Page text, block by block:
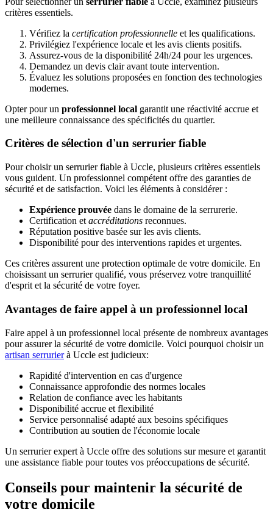
critères essentiels.
Vérifiez la certification professionnelle et les qualifications.
Privilégiez l'expérience locale et les avis clients positifs.
Assurez-vous de la disponibilité 24h/24 pour les urgences.
Demandez un devis clair avant toute intervention.
Évaluez les solutions proposées en fonction des technologies
modernes.
Opter pour un professionnel local garantit une réactivité accrue et
une meilleure connaissance des spécificités du quartier.
Critères de sélection d'un serrurier fiable
Pour choisir un serrurier fiable à Uccle, plusieurs critères essentiels
vous guident. Un professionnel compétent offre des garanties de
sécurité et de satisfaction. Voici les éléments à considérer :
Expérience prouvée dans le domaine de la serrurerie.
Certification et accréditations reconnues.
Réputation positive basée sur les avis clients.
Disponibilité pour des interventions rapides et urgentes.
Ces critères assurent une protection optimale de votre domicile. En
choisissant un serrurier qualifié, vous préservez votre tranquillité
d'esprit et la sécurité de votre foyer.
Avantages de faire appel à un professionnel local
Faire appel à un professionnel local présente de nombreux avantages
pour assurer la sécurité de votre domicile. Voici pourquoi choisir un
artisan serrurierà Uccle est judicieux:
Rapidité d'intervention en cas d'urgence
Connaissance approfondie des normes locales
Relation de confiance avec les habitants
Disponibilité accrue et flexibilité
Service personnalisé adapté aux besoins spécifiques
Contribution au soutien de l'économie locale
Un serrurier expert à Uccle offre des solutions sur mesure et garantit
une assistance fiable pour toutes vos préoccupations de sécurité.
Conseils pour maintenir la sécurité de
votre domicile